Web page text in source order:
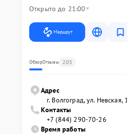
Открыто до 21:00
Маршрут
ОбзорОтзывы 205
Адрес
г. Волгоград, ул. Невская,
Контакты
+7 (844) 290-70-26
Время работы